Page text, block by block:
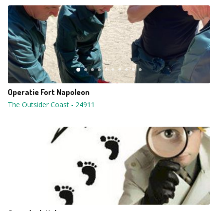
Operatie Fort Napoleon
The Outsider Coast - 24911